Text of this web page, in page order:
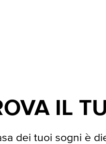
IL
dei tuoi sogni è